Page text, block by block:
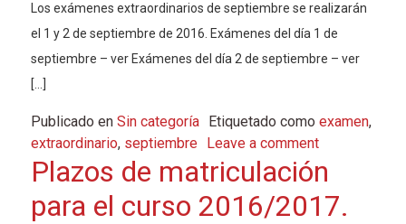
Los exámenes extraordinarios de septiembre se realizarán
el 1 y 2 de septiembre de 2016. Exámenes del día 1 de
septiembre – ver Exámenes del día 2 de septiembre – ver
[…]
Publicado en Sin categoría Etiquetado como examen,
extraordinario, septiembre Leave a comment
Plazos de matriculación
para el curso 2016/2017.